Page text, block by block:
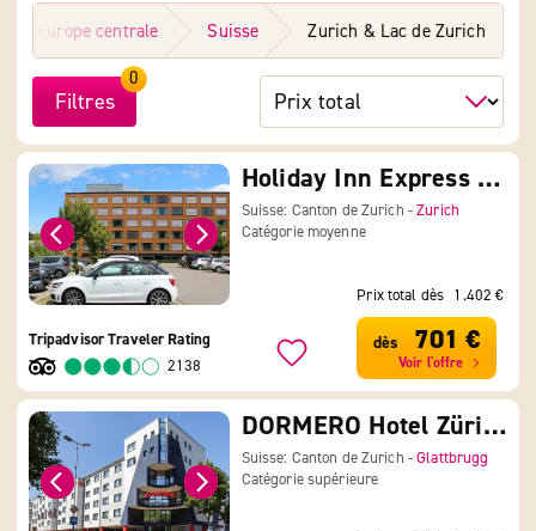
Europe centrale Suisse Zurich & Lac de Zurich
Filtres
0
Holiday Inn Express Zurich Airport
Suisse: Canton de Zurich -Zurich
Catégorie moyenne
Tripadvisor Traveler Rating
2138
Prix total dès 1.402 €
dès 701 €
Voir l'offre
DORMERO Hotel Zürich Airport
Suisse: Canton de Zurich -Glattbrugg
Catégorie supérieure